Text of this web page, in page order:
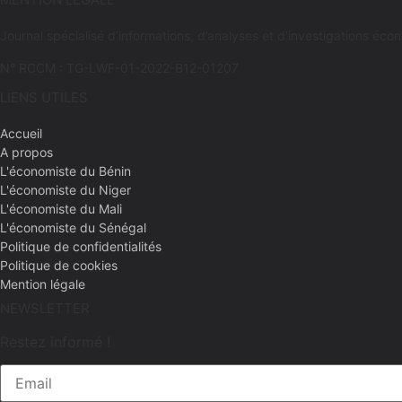
Accueil
A propos
L'économiste du Bénin
L'économiste du Niger
L'économiste du Mali
L'économiste du Sénégal
Politique de confidentialités
Politique de cookies
Mention légale